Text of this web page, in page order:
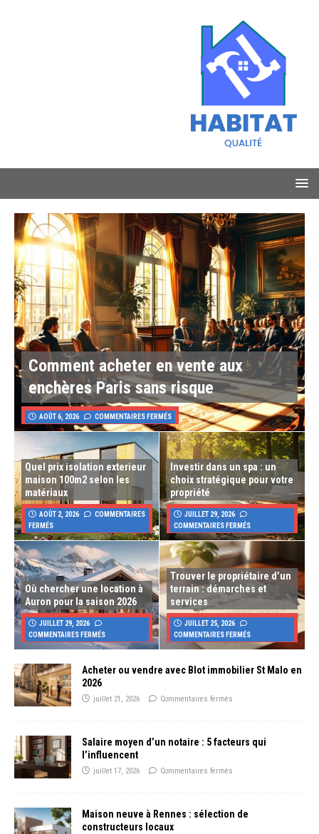
Comment acheter en vente aux
enchères Paris sans risque
AOÛT 6, 2026 COMMENTAIRES FERMÉS
Quel prix isolation exterieur
maison 100m2 selon les
matériaux
AOÛT 2, 2026
COMMENTAIRES
FERMÉS
Investir dans un spa : un
choix stratégique pour votre
propriété
JUILLET 29, 2026
COMMENTAIRES FERMÉS
Où chercher une location à
Auron pour la saison 2026
JUILLET 29, 2026
COMMENTAIRES FERMÉS
Trouver le propriétaire d’un
terrain : démarches et
services
JUILLET 25, 2026
COMMENTAIRES FERMÉS
Acheter ou vendre avec Blot immobilier St Malo en
2026
juillet 21, 2026 Commentaires fermés
Salaire moyen d’un notaire : 5 facteurs qui
l’influencent
juillet 17, 2026 Commentaires fermés
Maison neuve à Rennes : sélection de
constructeurs locaux